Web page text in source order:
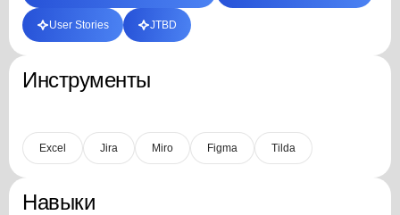
Навыки
User Stories JTBD
Инструменты
Excel Jira Miro Figma Tilda